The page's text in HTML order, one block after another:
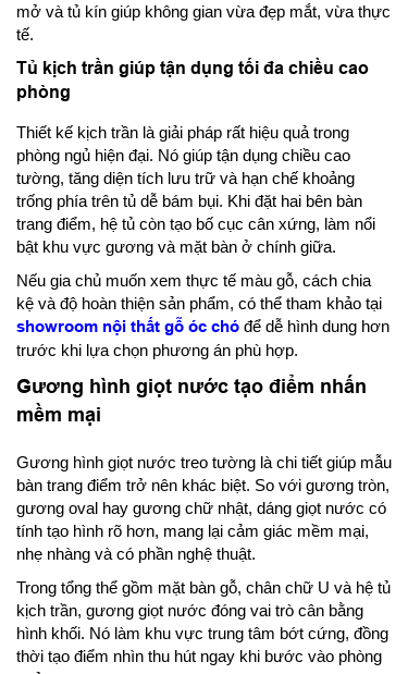
mở và tủ kín giúp không gian vừa đẹp mắt, vừa thực
tế.
Tủ kịch trần giúp tận dụng tối đa chiều cao
phòng
Thiết kế kịch trần là giải pháp rất hiệu quả trong
phòng ngủ hiện đại. Nó giúp tận dụng chiều cao
tường, tăng diện tích lưu trữ và hạn chế khoảng
trống phía trên tủ dễ bám bụi. Khi đặt hai bên bàn
trang điểm, hệ tủ còn tạo bố cục cân xứng, làm nổi
bật khu vực gương và mặt bàn ở chính giữa.
Nếu gia chủ muốn xem thực tế màu gỗ, cách chia
kệ và độ hoàn thiện sản phẩm, có thể tham khảo tại
showroom nội thất gỗ óc chó để dễ hình dung hơn
trước khi lựa chọn phương án phù hợp.
Gương hình giọt nước tạo điểm nhấn
mềm mại
Gương hình giọt nước treo tường là chi tiết giúp mẫu
bàn trang điểm trở nên khác biệt. So với gương tròn,
gương oval hay gương chữ nhật, dáng giọt nước có
tính tạo hình rõ hơn, mang lại cảm giác mềm mại,
nhẹ nhàng và có phần nghệ thuật.
Trong tổng thể gồm mặt bàn gỗ, chân chữ U và hệ tủ
kịch trần, gương giọt nước đóng vai trò cân bằng
hình khối. Nó làm khu vực trung tâm bớt cứng, đồng
thời tạo điểm nhìn thu hút ngay khi bước vào phòng